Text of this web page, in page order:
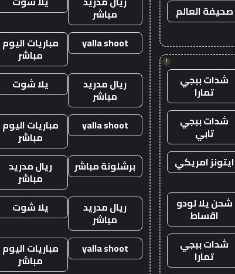
صحيفة العالم
!
شدات ببجي
تمارا
شدات ببجي
تابي
ايتونز امريكي
شحن يلا لودو
اقساط
شدات ببجي
تمارا
مباشر
yalla shoot مباريات اليوم
مباشر
ريال مدريد
مباشر
يلا شوت
yalla shoot مباريات اليوم
مباشر
برشلونة مباشر
ريال مدريد
مباشر
ريال مدريد
مباشر
يلا شوت
yalla shoot مباريات اليوم
مباشر